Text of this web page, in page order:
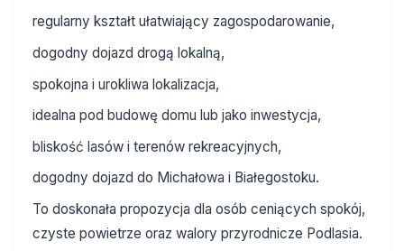
regularny kształt ułatwiający zagospodarowanie,
dogodny dojazd drogą lokalną,
spokojna i urokliwa lokalizacja,
idealna pod budowę domu lub jako inwestycja,
bliskość lasów i terenów rekreacyjnych,
dogodny dojazd do Michałowa i Białegostoku.
To doskonała propozycja dla osób ceniących spokój,
czyste powietrze oraz walory przyrodnicze Podlasia.